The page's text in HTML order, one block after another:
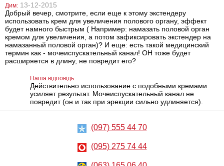
Лубрикант на
водній основі
Eros Aqua, 50 мл
324 грн
Анальний
лубрикант на
водній основі
Just Glide Anal,
Металева Вібратор Baile
Дим: 13-12-2015
Добрый вечер, смотрите, если еще к этому экстендеру
использовать крем для увеличения полового органу, эффект
будет намного быстрым ( Например: намазать половой орган
кремом для увеличения, а потом зафиксировать экстендер на
намазанный половой орган)? И еще: есть такой медицинский
термин как - мочеиспускательный канал! ОН тоже будет
расширяется в длину, не повредит его?
Наша відповідь:
Действительно использование с подобными кремами
усиляет результат. Мочеиспускательный канал не
повредит (он и так при эрекции сильно удлиняется).
(097) 555 44 70
(095) 275 74 44